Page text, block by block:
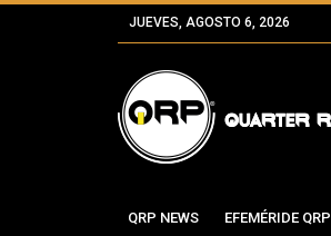
JUEVES, AGOSTO 6, 2026
QRP NEWS EFEMÉRIDE QRP